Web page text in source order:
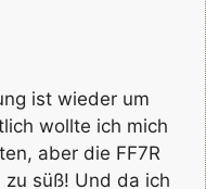
ist wieder um
wollte ich mich
aber die FF7R
süß! Und da ich